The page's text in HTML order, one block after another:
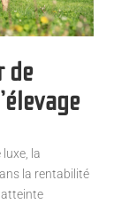
de
la
la rentabilité